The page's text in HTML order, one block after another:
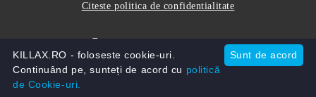
Citeste politica de confidentialitate
Sunt de acord
KILLAX.RO - foloseste cookie-uri.
Continuând pe, sunteți de acord cu politică
de Cookie-uri.